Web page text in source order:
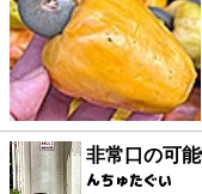
非常口の可
んちゅたぐい